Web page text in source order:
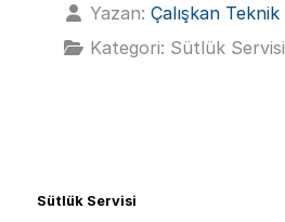
Yazan: Çalışkan Teknik
Kategori: Sütlük Servisi
Sütlük Servisi